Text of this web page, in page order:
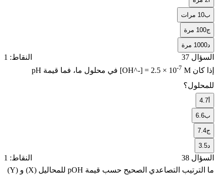
37
النقاط: 1
[OH^-] = 2.5 × 10-7M في محلول ما، فما قيمة pH
38
النقاط: 1
التصاعدي الصحيح حسب قيمة pOH
للمحاليل (X) و (Y)